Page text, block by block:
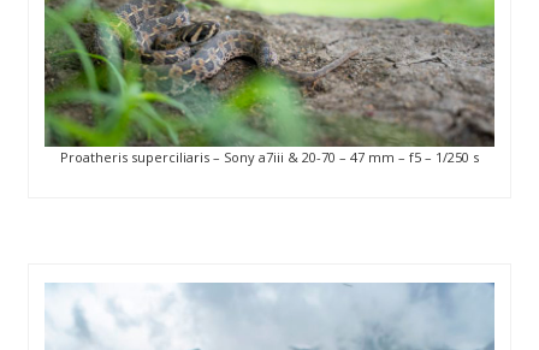
Proatheris superciliaris – Sony a7iii & 20-70 – 47 mm – f5 – 1/250 s